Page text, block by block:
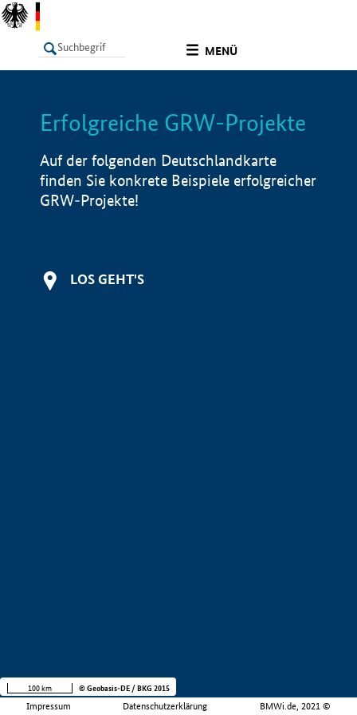
MENÜ
LISTE Info
Erfolgreiche GRW-Projekte
Auf der folgenden Deutschlandkarte
finden Sie konkrete Beispiele erfolgreicher
GRW-Projekte!
LOS GEHT'S
Impressum Datenschutzerklärung BMWi.de, 2021 ©
100 km © Geobasis-DE / BKG 2015